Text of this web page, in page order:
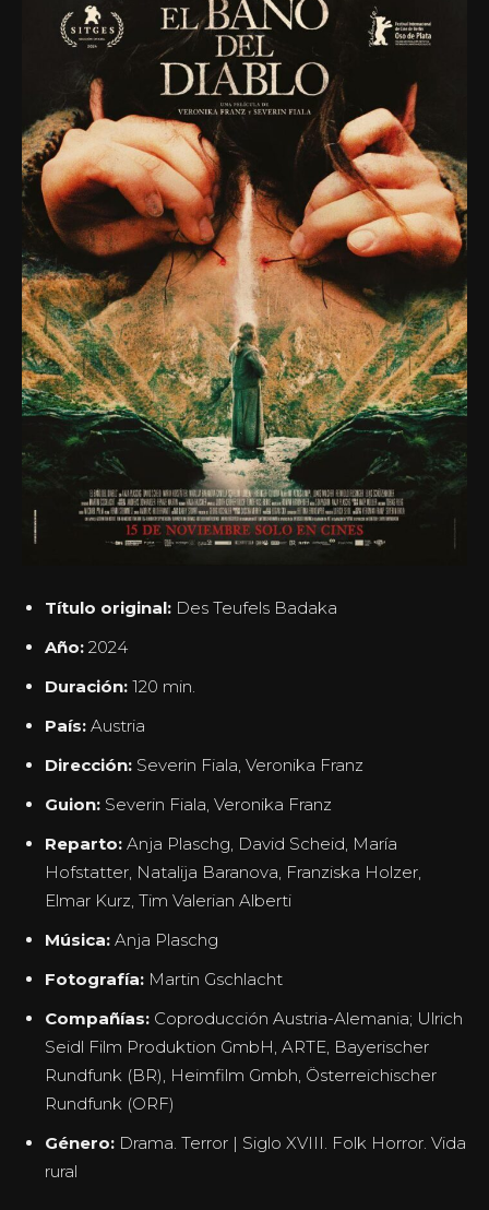
Título original: Des Teufels Badaka
Año: 2024
Duración: 120 min.
País: Austria
Dirección: Severin Fiala, Veronika Franz
Guion: Severin Fiala, Veronika Franz
Reparto: Anja Plaschg, David Scheid, María
Hofstatter, Natalija Baranova, Franziska Holzer,
Elmar Kurz, Tim Valerian Alberti
Música: Anja Plaschg
Fotografía: Martin Gschlacht
Compañías: Coproducción Austria-Alemania; Ulrich
Seidl Film Produktion GmbH, ARTE, Bayerischer
Rundfunk (BR), Heimfilm Gmbh, Österreichischer
Rundfunk (ORF)
Género: Drama. Terror | Siglo XVIII. Folk Horror. Vida
rural